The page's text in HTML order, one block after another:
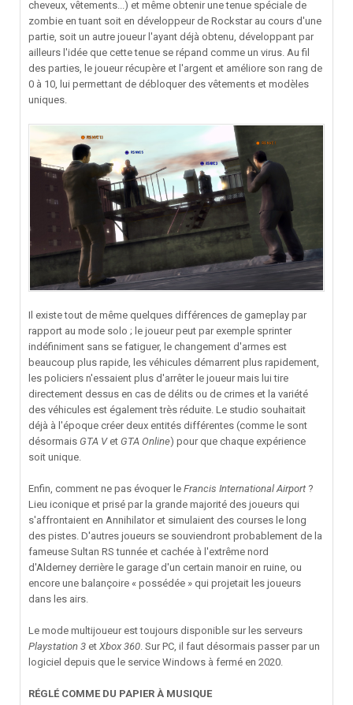
cheveux, vêtements...) et même obtenir une tenue spéciale de
zombie en tuant soit en développeur de Rockstar au cours d'une
partie, soit un autre joueur l'ayant déjà obtenu, développant par
ailleurs l'idée que cette tenue se répand comme un virus. Au fil
des parties, le joueur récupère et l'argent et améliore son rang de
0 à 10, lui permettant de débloquer des vêtements et modèles
uniques.
Il existe tout de même quelques différences de gameplay par
rapport au mode solo ; le joueur peut par exemple sprinter
indéfiniment sans se fatiguer, le changement d'armes est
beaucoup plus rapide, les véhicules démarrent plus rapidement,
les policiers n'essaient plus d'arrêter le joueur mais lui tire
directement dessus en cas de délits ou de crimes et la variété
des véhicules est également très réduite. Le studio souhaitait
déjà à l'époque créer deux entités différentes (comme le sont
désormais GTA Vet GTA Online) pour que chaque expérience
soit unique.
Enfin, comment ne pas évoquer le Francis International Airport ?
Lieu iconique et prisé par la grande majorité des joueurs qui
s'affrontaient en Annihilator et simulaient des courses le long
des pistes. D'autres joueurs se souviendront probablement de la
fameuse Sultan RS tunnée et cachée à l'extrême nord
d'Alderney derrière le garage d'un certain manoir en ruine, ou
encore une balançoire « possédée » qui projetait les joueurs
dans les airs.
Le mode multijoueur est toujours disponible sur les serveurs
Playstation 3 et Xbox 360 . Sur PC, il faut désormais passer par un
logiciel depuis que le service Windows à fermé en 2020.
RÉGLÉ COMME DU PAPIER À MUSIQUE